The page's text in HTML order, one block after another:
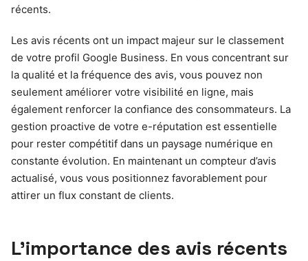
récents.
Les avis récents ont un impact majeur sur le classement
de votre profil Google Business. En vous concentrant sur
la qualité et la fréquence des avis, vous pouvez non
seulement améliorer votre visibilité en ligne, mais
également renforcer la confiance des consommateurs. La
gestion proactive de votre e-réputation est essentielle
pour rester compétitif dans un paysage numérique en
constante évolution. En maintenant un compteur d’avis
actualisé, vous vous positionnez favorablement pour
attirer un flux constant de clients.
L’importance des avis récents